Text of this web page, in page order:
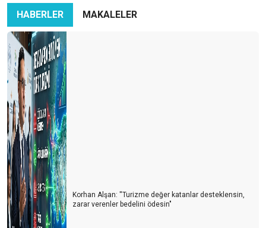
HABERLER
MAKALELER
Korhan Alşan: ''Turizme değer katanlar desteklensin,
zarar verenler bedelini ödesin"